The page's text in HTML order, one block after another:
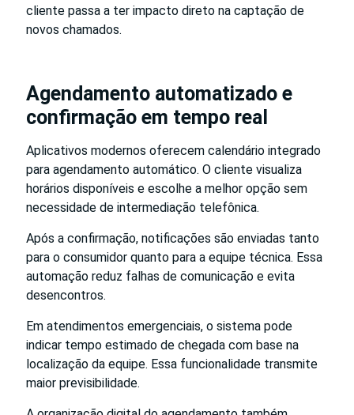
cliente passa a ter impacto direto na captação de
novos chamados.
Agendamento automatizado e
confirmação em tempo real
Aplicativos modernos oferecem calendário integrado
para agendamento automático. O cliente visualiza
horários disponíveis e escolhe a melhor opção sem
necessidade de intermediação telefônica.
Após a confirmação, notificações são enviadas tanto
para o consumidor quanto para a equipe técnica. Essa
automação reduz falhas de comunicação e evita
desencontros.
Em atendimentos emergenciais, o sistema pode
indicar tempo estimado de chegada com base na
localização da equipe. Essa funcionalidade transmite
maior previsibilidade.